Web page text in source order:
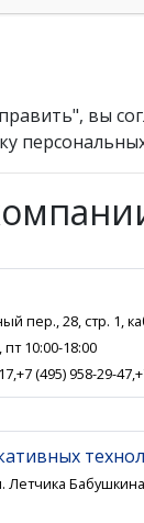
вы
пер., 28, стр. 1,
10:00-18:00
(495) 958-29-
Летчика